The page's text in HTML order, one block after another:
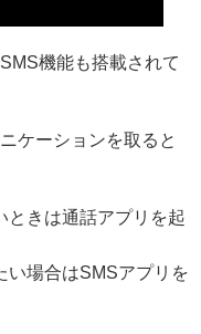
機能も搭載されて
ケーションを取ると
ときは通話アプリを起
い場合はSMSアプリを